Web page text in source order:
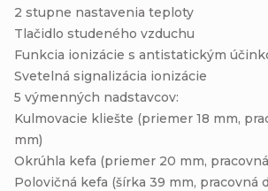
2 stupne nastavenia teploty
Tlačidlo studeného vzduchu
Funkcia ionizácie s antistatickým
Svetelná signalizácia ionizácie
5 výmenných nadstavcov:
Kulmovacie kliešte (priemer 18 mm,
mm)
Okrúhla kefa (priemer 20 mm,
Polovičná kefa (šírka 39 mm, pracovná